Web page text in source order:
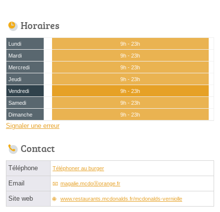
Horaires
Lundi
9h - 23h
Mardi
9h - 23h
Mercredi
9h - 23h
Jeudi
9h - 23h
Vendredi
9h - 23h
Samedi
9h - 23h
Dimanche
9h - 23h
Signaler une erreur
Contact
Téléphone Téléphoner au burger
Email magalie.mcdoⓐorange.fr
Site web www.restaurants.mcdonalds.fr/mcdonalds-verniolle